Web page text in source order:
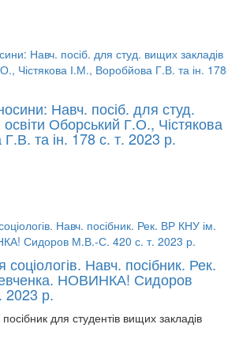
Навч. посіб. для студ.
Оборський Г.О., Чістякова
та ін. 178 с. т. 2023 р.
Навч. посібник. Рек.
НОВИНКА! Сидоров
р.
для студентів вищих закладів